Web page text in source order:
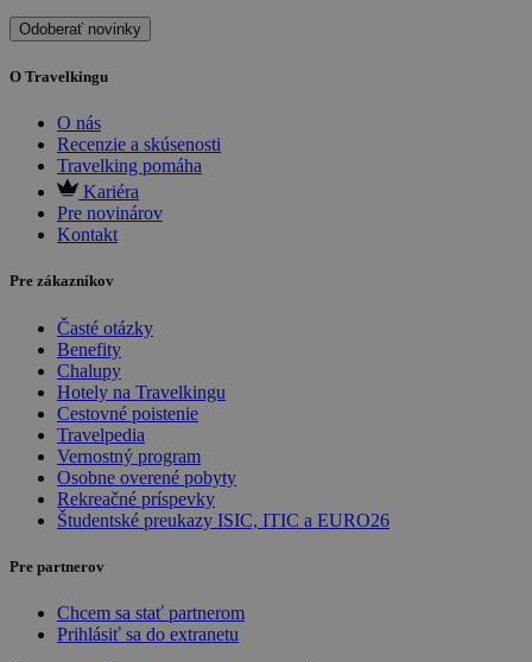
Odoberať novinky
O Travelkingu
O nás
Recenzie a skúsenosti
Travelking pomáha
Kariéra
Pre novinárov
Kontakt
Pre zákazníkov
Časté otázky
Benefity
Chalupy
Hotely na Travelkingu
Cestovné poistenie
Travelpedia
Vernostný program
Osobne overené pobyty
Rekreačné príspevky
Študentské preukazy ISIC, ITIC a EURO26
Pre partnerov
Chcem sa stať partnerom
Prihlásiť sa do extranetu